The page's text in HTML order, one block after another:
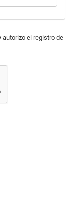
autorizo el registro de